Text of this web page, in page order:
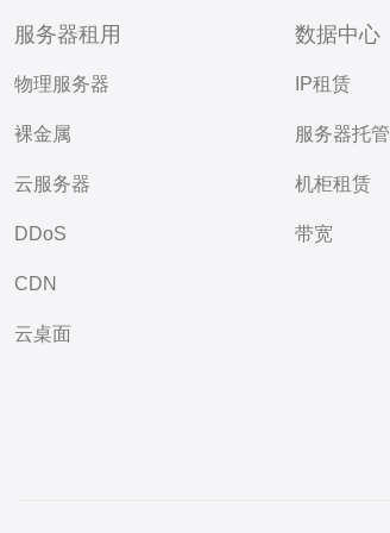
服务器租用
物理服务器
裸金属
云服务器
DDoS
CDN
云桌面
数据中心
IP租赁
服务器托管
机柜租赁
带宽